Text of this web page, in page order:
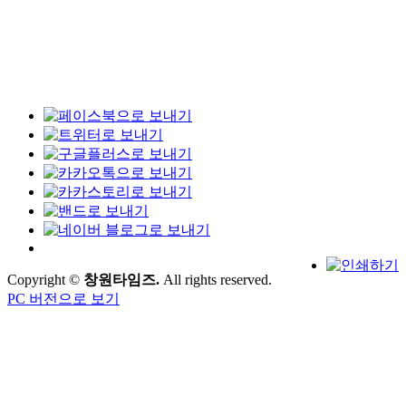
Copyright © 창원타임즈. All rights reserved.
PC 버전으로 보기